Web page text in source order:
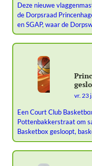
Deze nieuwe
de Dorpsraad
en SGAP, waar de
vr. 23
Een Court Club
Pottenbakkerstraat om
Basketbox gesloopt,